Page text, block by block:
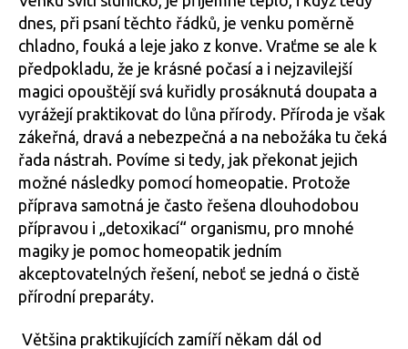
pomoci
při
magickém
rituálu
v
přírodě
dnes, při psaní těchto řádků, je venku poměrně
chladno, fouká a leje jako z konve. Vraťme se ale k
předpokladu, že je krásné počasí a i nejzavilejší
magici opouštějí svá kuřidly prosáknutá doupata a
vyrážejí praktikovat do lůna přírody. Příroda je však
zákeřná, dravá a nebezpečná a na nebožáka tu čeká
řada nástrah. Povíme si tedy, jak překonat jejich
možné následky pomocí homeopatie. Protože
příprava samotná je často řešena dlouhodobou
přípravou i „detoxikací“ organismu, pro mnohé
magiky je pomoc homeopatik jedním
akceptovatelných řešení, neboť se jedná o čistě
přírodní preparáty.
Většina praktikujících zamíří někam dál od